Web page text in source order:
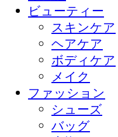
ビューティー
スキンケア
ヘアケア
ボディケア
メイク
ファッション
シューズ
バッグ